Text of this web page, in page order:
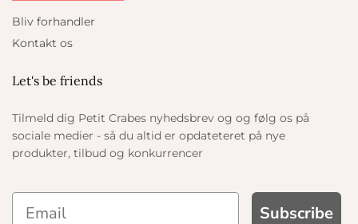
Bliv forhandler
Kontakt os
Let's be friends
Tilmeld dig Petit Crabes nyhedsbrev og og følg os på
sociale medier - så du altid er opdateteret på nye
produkter, tilbud og konkurrencer
Subscribe